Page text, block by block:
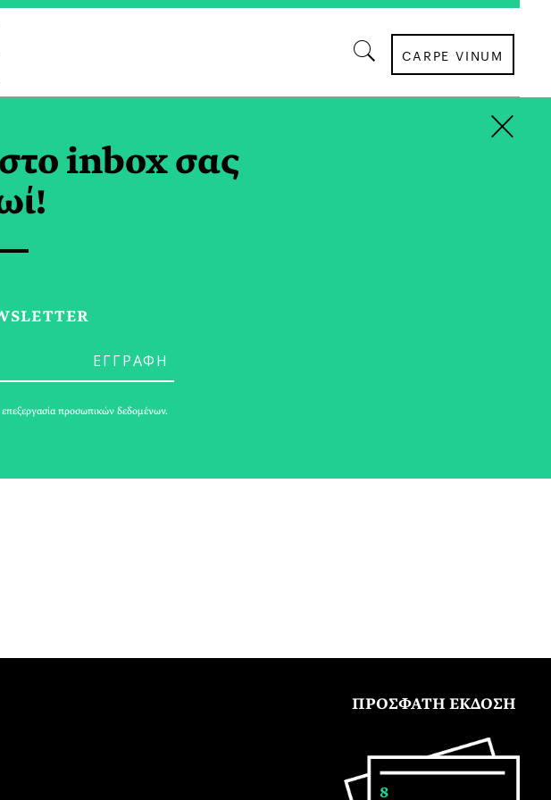
CARPE VINUM
TAG
του Πολέμου Μέσα από
Φακό του Don McCullin
ΠΡΟΣΦΑΤΗ ΕΚΔΟΣΗ
8
inbox σας
επεξεργασία προσωπικών δεδομένων.
×